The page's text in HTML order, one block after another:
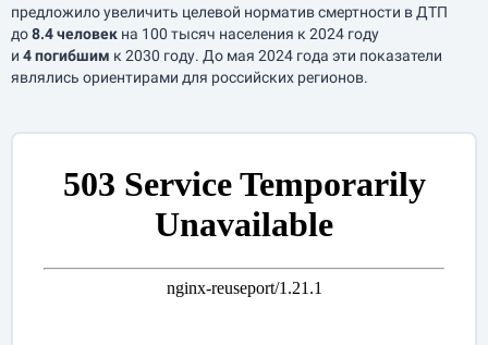
предложило увеличить целевой норматив смертности в ДТП
до8.4 человек на 100 тысяч населения к 2024 году
и 4 погибшим к 2030 году. До мая 2024 года эти показатели
являлись ориентирами для российских регионов.